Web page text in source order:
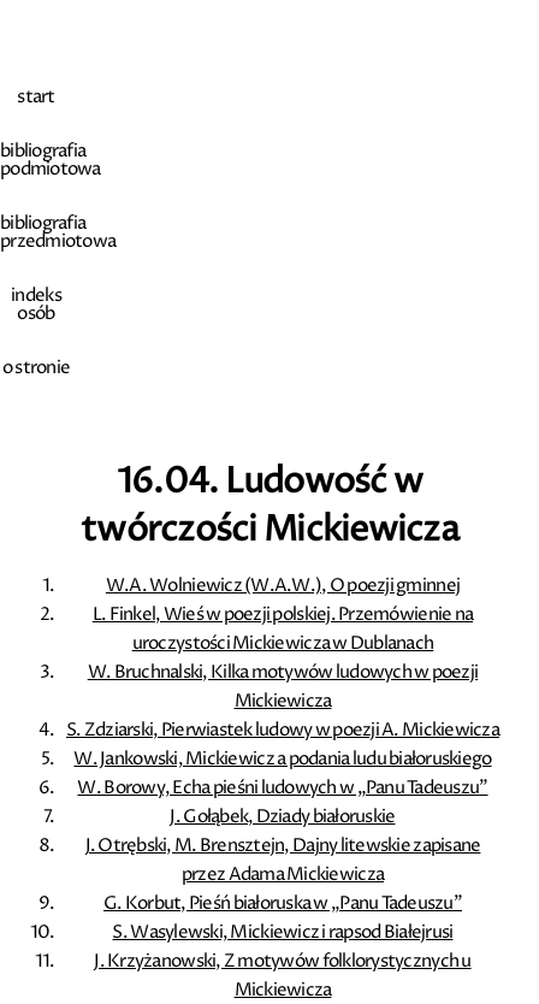
start
bibliografia
podmiotowa
bibliografia
przedmiotowa
indeks
osób
o stronie
16.04. Ludowość w
twórczości Mickiewicza
W.A. Wolniewicz (W.A.W.), O poezji gminnej
L. Finkel, Wieś w poezji polskiej. Przemówienie na
uroczystości Mickiewicza w Dublanach
W. Bruchnalski, Kilka motywów ludowych w poezji
Mickiewicza
S. Zdziarski, Pierwiastek ludowy w poezji A. Mickiewicza
W. Jankowski, Mickiewicz a podania ludu białoruskiego
W. Borowy, Echa pieśni ludowych w „Panu Tadeuszu”
J. Gołąbek, Dziady białoruskie
J. Otrębski, M. Brensztejn, Dajny litewskie zapisane
przez Adama Mickiewicza
G. Korbut, Pieśń białoruska w „Panu Tadeuszu”
S. Wasylewski, Mickiewicz i rapsod Białejrusi
J. Krzyżanowski, Z motywów folklorystycznych u
Mickiewicza